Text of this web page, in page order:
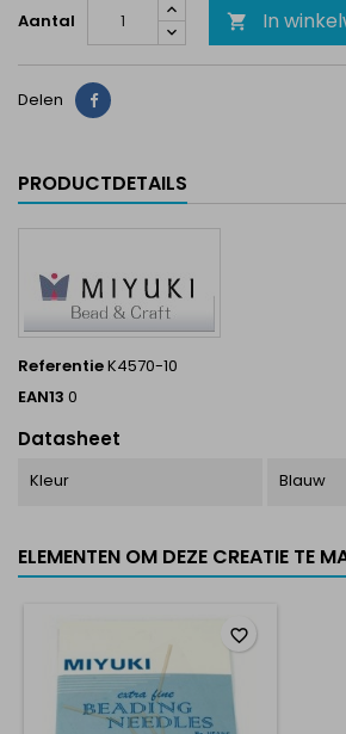
Aantal  In
Delen Delen
PRODUCTDETAILS
ReferentieK4570-10
EAN13 0
Datasheet
Kleur Blauw
ELEMENTEN OM DEZE CREATIE TE
favorite_border